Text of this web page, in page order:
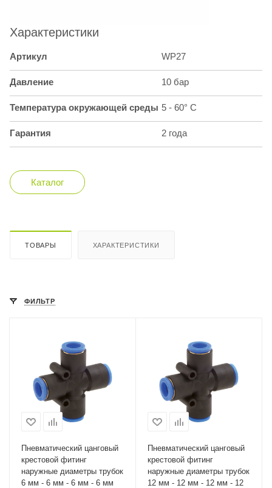
Характеристики
Артикул WP27
Давление 10 бар
Температура окружающей среды 5 - 60° С
Гарантия 2 года
Каталог
ТОВАРЫ ХАРАКТЕРИСТИКИ
ФИЛЬТР
Пневматический цанговый
крестовой фитинг
наружные диаметры трубок
6 мм - 6 мм - 6 мм - 6 мм
Пневматический цанговый
крестовой фитинг
наружные диаметры трубок
12 мм - 12 мм - 12 мм - 12